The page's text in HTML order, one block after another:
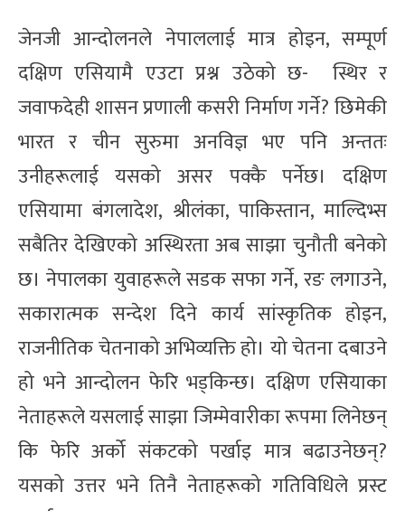
जेनजी आन्दोलनले नेपाललाई मात्र होइन, सम्पूर्ण
दक्षिण एसियामै एउटा प्रश्न उठेको छ- स्थिर र
जवाफदेही शासन प्रणाली कसरी निर्माण गर्ने? छिमेकी
भारत र चीन सुरुमा अनविज्ञ भए पनि अन्ततः
उनीहरूलाई यसको असर पक्कै पर्नेछ। दक्षिण
एसियामा बंगलादेश, श्रीलंका, पाकिस्तान, माल्दिभ्स
सबैतिर देखिएको अस्थिरता अब साझा चुनौती बनेको
छ। नेपालका युवाहरूले सडक सफा गर्ने, रङ लगाउने,
सकारात्मक सन्देश दिने कार्य सांस्कृतिक होइन,
राजनीतिक चेतनाको अभिव्यक्ति हो। यो चेतना दबाउने
हो भने आन्दोलन फेरि भड्किन्छ। दक्षिण एसियाका
नेताहरूले यसलाई साझा जिम्मेवारीका रूपमा लिनेछन्
कि फेरि अर्को संकटको पर्खाइ मात्र बढाउनेछन्?
यसको उत्तर भने तिनै नेताहरूको गतिविधिले प्रस्ट